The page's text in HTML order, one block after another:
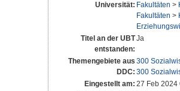
Universität: Fakultäten >
Fakultäten >
Titel an der UBT
entstanden:
Ja
Themengebiete aus
DDC:
300
300
Eingestellt am: 27 Feb 2024